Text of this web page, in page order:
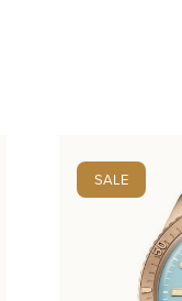
SALE